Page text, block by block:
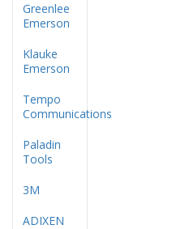
Greenlee
Emerson
Klauke
Emerson
Tempo
Communications
Paladin
Tools
3М
ADIXEN